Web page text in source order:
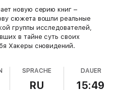
новую серию книг –
сюжета вошли реальные
группы исследователей,
в тайне суть своих
Хакеры сновидений.
SPRACHE
RU
DAUER
15:49